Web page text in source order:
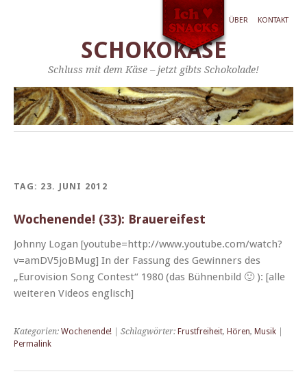
ÜBER KONTAKT
SCHOKOKÄSE
Schluss mit dem Käse – jetzt gibts Schokolade!
TAG: 23. JUNI 2012
Wochenende! (33): Brauereifest
John­ny Logan [youtube=http://www.youtube.com/watch?
v=amDV5joBMug] In der Fas­sung des Gewin­ners des
„Euro­vi­sion Song Con­test“ 1980 (das Büh­nen­bild 🙂 ): [alle
weit­eren Videos englisch]
Kategorien: Wochenende! | Schlagwörter: Frustfreiheit, Hören, Musik
Permalink